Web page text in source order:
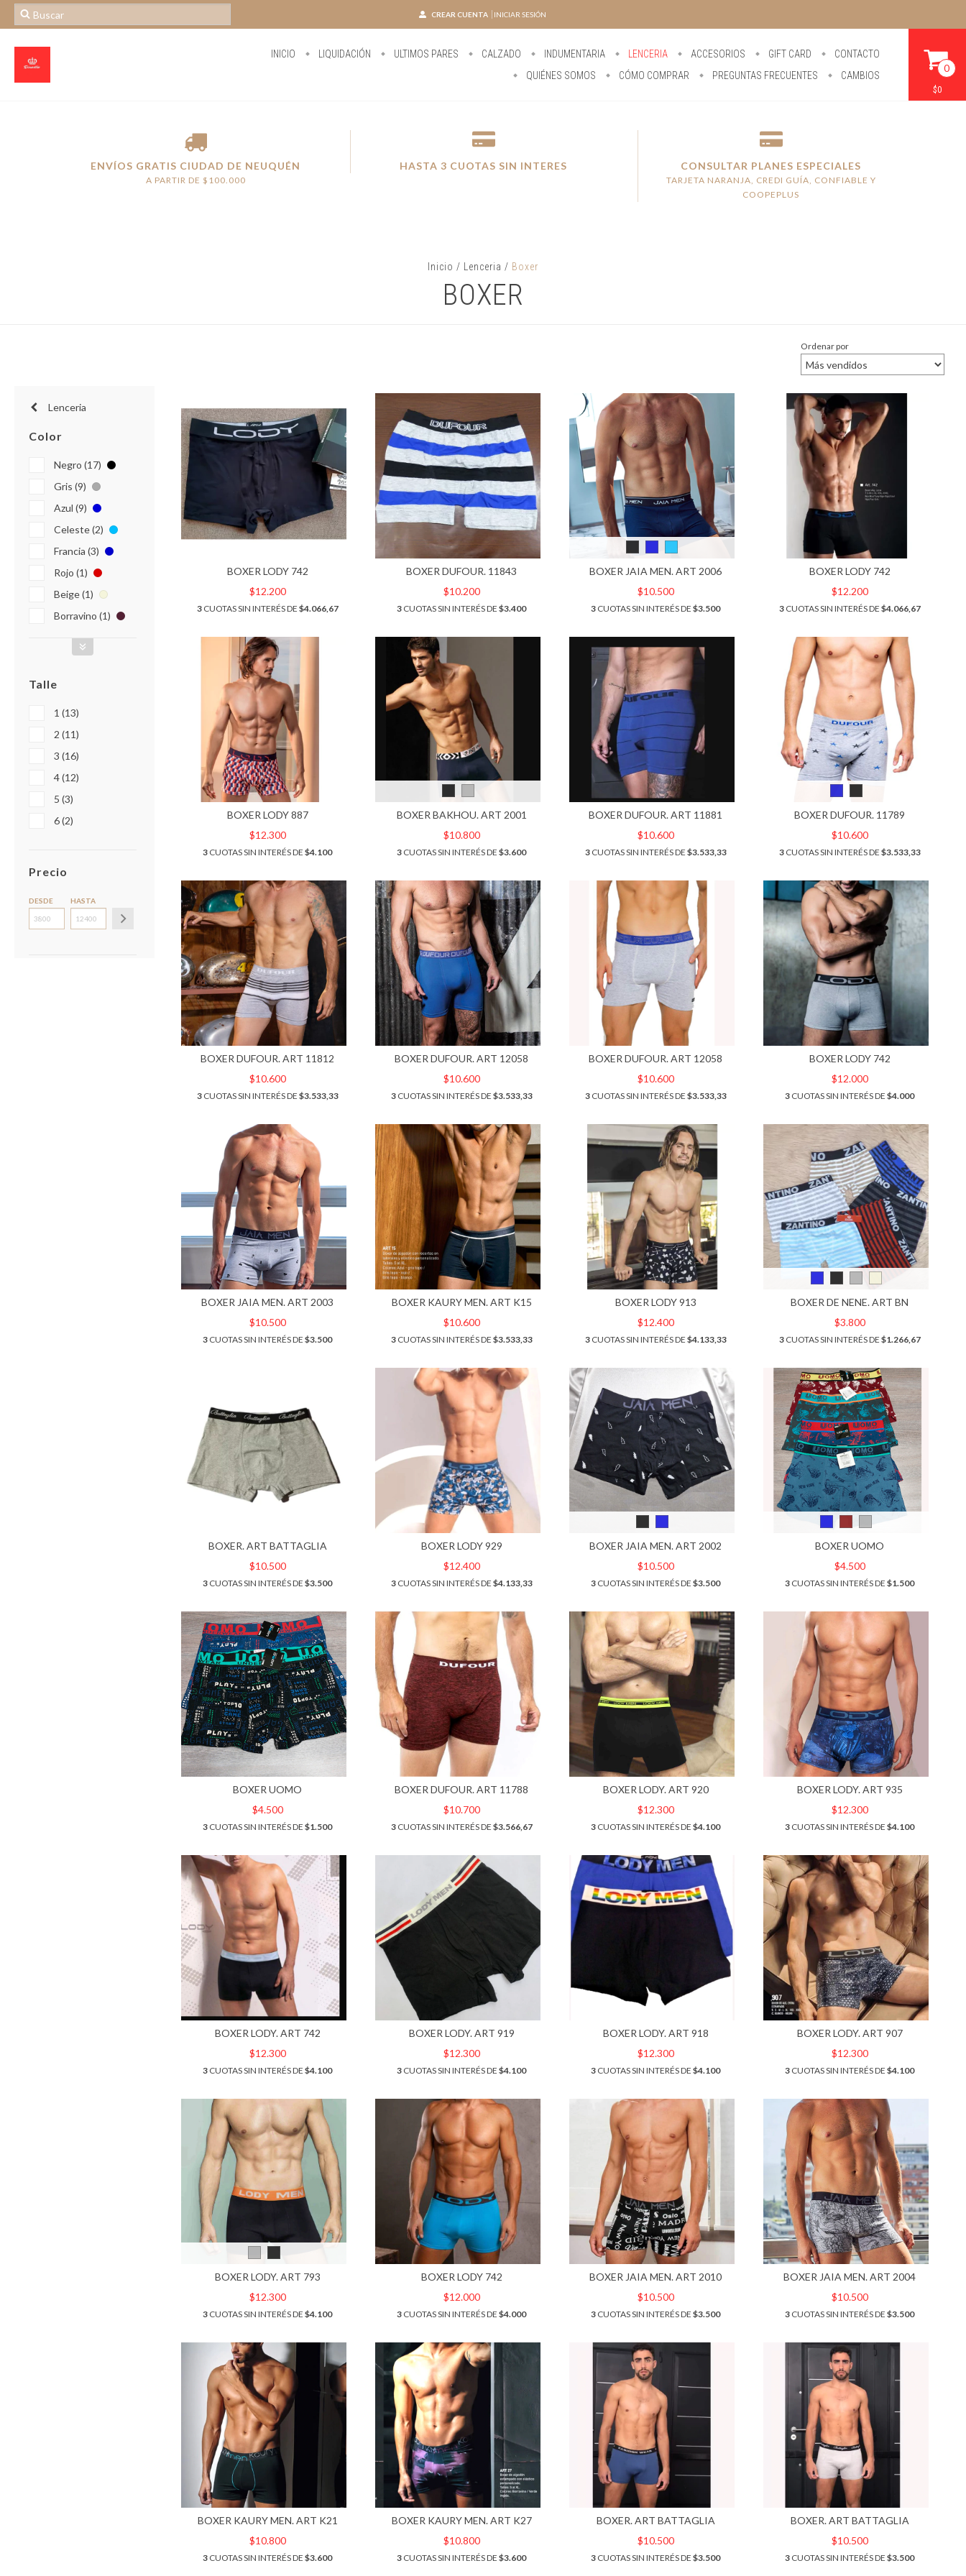
CREAR CUENTA INICIAR SESIÓN
INICIO LIQUIDACIÓN ULTIMOS PARES CALZADO INDUMENTARIA LENCERIA ACCESORIOS GIFT CARD
CONTACTO
QUIÉNES SOMOS
CÓMO COMPRAR PREGUNTAS FRECUENTES CAMBIOS
0
$0
ENVÍOS GRATIS CIUDAD DE NEUQUÉN
A PARTIR DE $100.000
HASTA 3 CUOTAS SIN INTERES CONSULTAR PLANES ESPECIALES
TARJETA NARANJA, CREDI GUÍA, CONFIABLE Y
COOPEPLUS
Inicio / Lenceria / Boxer
BOXER
Ordenar por
Lenceria
Color
Negro (17)
Gris (9)
Azul (9)
Celeste (2)
Francia (3)
Rojo (1)
Beige (1)
Borravino (1)
Talle
1 (13)
2 (11)
3 (16)
4 (12)
5 (3)
6 (2)
Precio
DESDE HASTA
BOXER LODY 742
$12.200
3CUOTAS SIN INTERÉS DE $4.066,67
BOXER DUFOUR. 11843
$10.200
3 CUOTAS SIN INTERÉS DE$3.400
BOXER JAIA MEN. ART 2006
$10.500
3 CUOTAS SIN INTERÉS DE$3.500
BOXER LODY 742
$12.200
3CUOTAS SIN INTERÉS DE $4.066,67
BOXER LODY 887
$12.300
3 CUOTAS SIN INTERÉS DE$4.100
BOXER BAKHOU. ART 2001
$10.800
3 CUOTAS SIN INTERÉS DE$3.600
BOXER DUFOUR. ART 11881
$10.600
3CUOTAS SIN INTERÉS DE $3.533,33
BOXER DUFOUR. 11789
$10.600
3CUOTAS SIN INTERÉS DE $3.533,33
BOXER DUFOUR. ART 11812
$10.600
3CUOTAS SIN INTERÉS DE $3.533,33
BOXER DUFOUR. ART 12058
$10.600
3CUOTAS SIN INTERÉS DE $3.533,33
BOXER DUFOUR. ART 12058
$10.600
3CUOTAS SIN INTERÉS DE $3.533,33
BOXER LODY 742
$12.000
3 CUOTAS SIN INTERÉS DE$4.000
BOXER JAIA MEN. ART 2003
$10.500
3 CUOTAS SIN INTERÉS DE$3.500
BOXER KAURY MEN. ART K15
$10.600
3CUOTAS SIN INTERÉS DE $3.533,33
BOXER LODY 913
$12.400
3CUOTAS SIN INTERÉS DE $4.133,33
BOXER DE NENE. ART BN
$3.800
3CUOTAS SIN INTERÉS DE $1.266,67
BOXER. ART BATTAGLIA
$10.500
3 CUOTAS SIN INTERÉS DE$3.500
BOXER LODY 929
$12.400
3CUOTAS SIN INTERÉS DE $4.133,33
BOXER JAIA MEN. ART 2002
$10.500
3 CUOTAS SIN INTERÉS DE$3.500
BOXER UOMO
$4.500
3 CUOTAS SIN INTERÉS DE$1.500
BOXER UOMO
$4.500
3 CUOTAS SIN INTERÉS DE$1.500
BOXER DUFOUR. ART 11788
$10.700
3CUOTAS SIN INTERÉS DE $3.566,67
BOXER LODY. ART 920
$12.300
3 CUOTAS SIN INTERÉS DE$4.100
BOXER LODY. ART 935
$12.300
3 CUOTAS SIN INTERÉS DE$4.100
BOXER LODY. ART 742
$12.300
3 CUOTAS SIN INTERÉS DE$4.100
BOXER LODY. ART 919
$12.300
3 CUOTAS SIN INTERÉS DE$4.100
BOXER LODY. ART 918
$12.300
3 CUOTAS SIN INTERÉS DE$4.100
BOXER LODY. ART 907
$12.300
3 CUOTAS SIN INTERÉS DE$4.100
BOXER LODY. ART 793
$12.300
3 CUOTAS SIN INTERÉS DE$4.100
BOXER LODY 742
$12.000
3 CUOTAS SIN INTERÉS DE$4.000
BOXER JAIA MEN. ART 2010
$10.500
3 CUOTAS SIN INTERÉS DE$3.500
BOXER JAIA MEN. ART 2004
$10.500
3 CUOTAS SIN INTERÉS DE$3.500
BOXER KAURY MEN. ART K21
$10.800
3 CUOTAS SIN INTERÉS DE$3.600
BOXER KAURY MEN. ART K27
$10.800
3 CUOTAS SIN INTERÉS DE$3.600
BOXER. ART BATTAGLIA
$10.500
3 CUOTAS SIN INTERÉS DE$3.500
BOXER. ART BATTAGLIA
$10.500
3 CUOTAS SIN INTERÉS DE$3.500